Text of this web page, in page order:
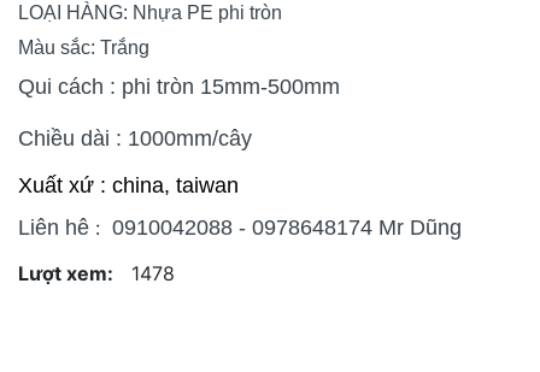
LOẠI HÀNG: Nhựa PE phi tròn
Màu sắc: Trắng
Qui cách : phi tròn 15mm-500mm
Chiều dài : 1000mm/cây
Xuất xứ : china, taiwan
Liên hê : 0910042088 - 0978648174 Mr Dũng
Lượt xem:
1478